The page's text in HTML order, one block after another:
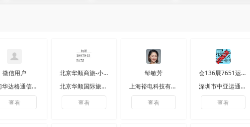
微信用户
厦门华达格通信器材有限公司
查看
北京华顺商旅-小梁
北京华顺国际旅行社有限公司
查看
邹敏芳
上海裕电科技有限公司
查看
会136展7651运5390输
深圳市中亚运通展览服务有限公司
查看